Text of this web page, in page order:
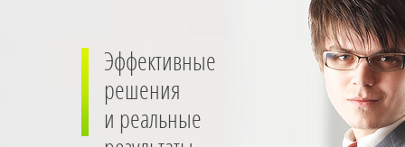
Эффективные
решения
и реальные